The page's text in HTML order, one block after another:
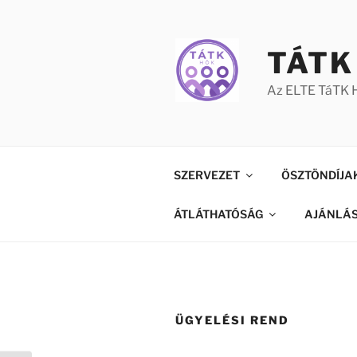
Az ELTE
SZERVEZET
ÁTLÁTHATÓSÁG
ÜGYELÉSI REND